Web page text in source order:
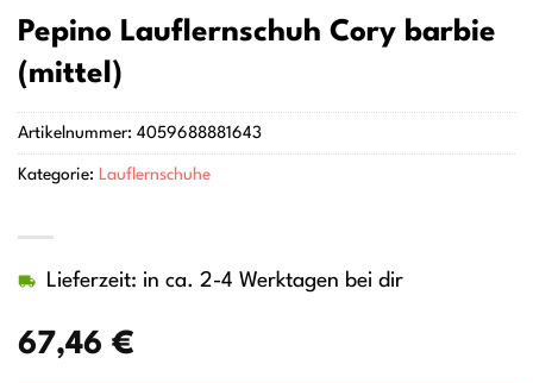
Pepino Lauflernschuh Cory barbie
(mittel)
67,46 €
Lieferzeit: in ca. 2-4 Werktagen bei dir
Artikelnummer: 4059688881643
Kategorie: Lauflernschuhe